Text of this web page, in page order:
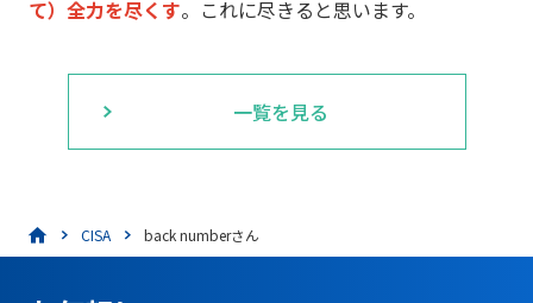
て） 全力を尽くす。これに尽きると思います。
一覧を見る
CISA back numberさん